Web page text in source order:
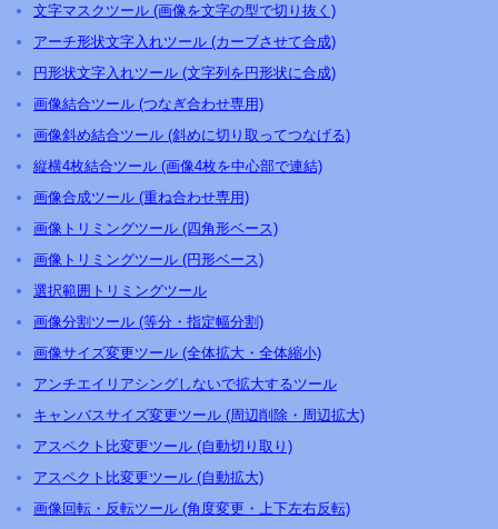
文字マスクツール (画像を文字の型で切り抜く)
アーチ形状文字入れツール (カーブさせて合成)
円形状文字入れツール (文字列を円形状に合成)
画像結合ツール (つなぎ合わせ専用)
画像斜め結合ツール (斜めに切り取ってつなげる)
縦横4枚結合ツール (画像4枚を中心部で連結)
画像合成ツール (重ね合わせ専用)
画像トリミングツール (四角形ベース)
画像トリミングツール (円形ベース)
選択範囲トリミングツール
画像分割ツール (等分・指定幅分割)
画像サイズ変更ツール (全体拡大・全体縮小)
アンチエイリアシングしないで拡大するツール
キャンバスサイズ変更ツール (周辺削除・周辺拡大)
アスペクト比変更ツール (自動切り取り)
アスペクト比変更ツール (自動拡大)
画像回転・反転ツール (角度変更・上下左右反転)